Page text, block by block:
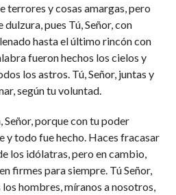
terrores y cosas amargas, pero
pues Tú, Señor, con
hasta el último rincón con
fueron hechos los cielos y
los astros. Tú, Señor, juntas y
según tu voluntad.
Señor, porque con tu poder
y todo fue hecho. Haces fracasar
los idólatras, pero en cambio,
firmes para siempre. Tú Señor,
hombres, míranos a nosotros,